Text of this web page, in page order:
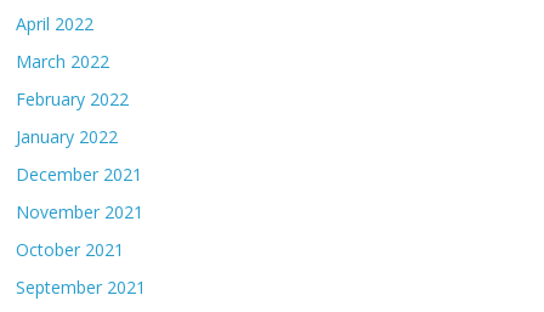
April 2022
March 2022
February 2022
January 2022
December 2021
November 2021
October 2021
September 2021